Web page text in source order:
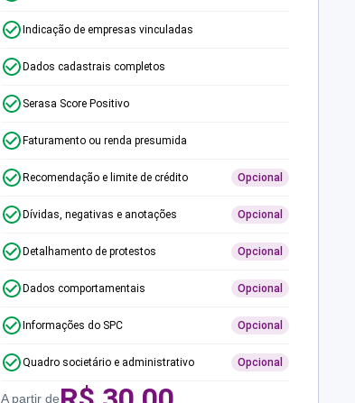
Indicação de empresas vinculadas
Dados cadastrais completos
Serasa Score Positivo
Faturamento ou renda presumida
Recomendação e limite de crédito Opcional
Dívidas, negativas e anotações Opcional
Detalhamento de protestos Opcional
Dados comportamentais Opcional
Informações do SPC Opcional
Quadro societário e administrativo Opcional
A partir de